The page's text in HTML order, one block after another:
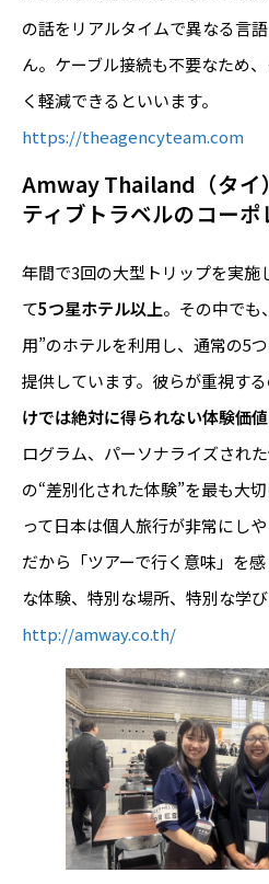
の話をリアルタイムで異なる言
ん。ケーブル接続も不要なため
く軽減できるといいます。
https://theagencyteam.com
Amway Thailand（タイ
ティブトラベルのコー
年間で3回の大型トリップを実施
て5つ星ホテル以上。その中でも
用”のホテルを利用し、通常の5
提供しています。彼らが重視する
けでは絶対に得られない体験価値
ログラム、パーソナライズされ
の“差別化された体験”を最も大
って日本は個人旅行が非常にし
だから「ツアーで行く意味」を
な体験、特別な場所、特別な学
http://amway.co.th/